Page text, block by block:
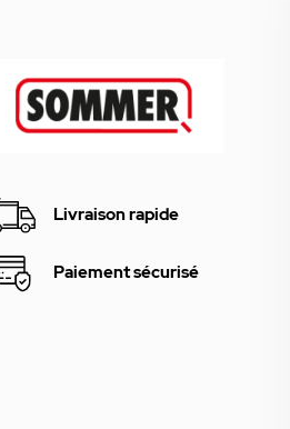
Livraison rapide
Paiement sécurisé